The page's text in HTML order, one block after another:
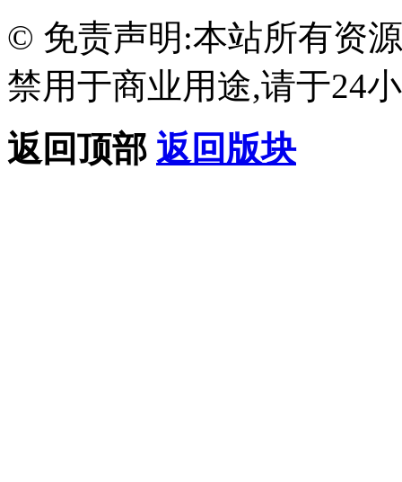
© 免责声明:本站所有资
禁用于商业用途,请于24
返回顶部 返回版块